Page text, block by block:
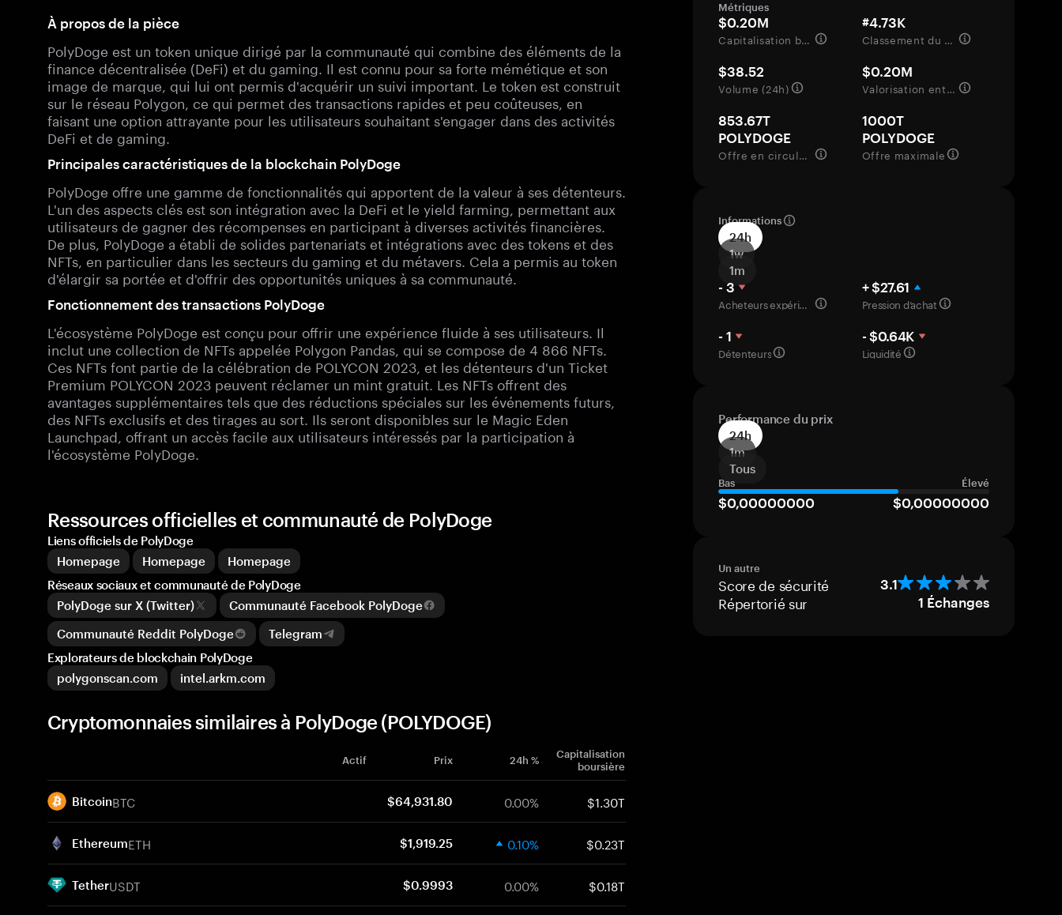
À propos de la pièce
PolyDoge est un token unique dirigé par la communauté qui combine des éléments de la
finance décentralisée (DeFi) et du gaming. Il est connu pour sa forte mémétique et son
image de marque, qui lui ont permis d'acquérir un suivi important. Le token est construit
sur le réseau Polygon, ce qui permet des transactions rapides et peu coûteuses, en
faisant une option attrayante pour les utilisateurs souhaitant s'engager dans des activités
DeFi et de gaming.
Principales caractéristiques de la blockchain PolyDoge
PolyDoge offre une gamme de fonctionnalités qui apportent de la valeur à ses détenteurs.
L'un des aspects clés est son intégration avec la DeFi et le yield farming, permettant aux
utilisateurs de gagner des récompenses en participant à diverses activités financières.
De plus, PolyDoge a établi de solides partenariats et intégrations avec des tokens et des
NFTs, en particulier dans les secteurs du gaming et du métavers. Cela a permis au token
d'élargir sa portée et d'offrir des opportunités uniques à sa communauté.
Fonctionnement des transactions PolyDoge
L'écosystème PolyDoge est conçu pour offrir une expérience fluide à ses utilisateurs. Il
inclut une collection de NFTs appelée Polygon Pandas, qui se compose de 4 866 NFTs.
Ces NFTs font partie de la célébration de POLYCON 2023, et les détenteurs d'un Ticket
Premium POLYCON 2023 peuvent réclamer un mint gratuit. Les NFTs offrent des
avantages supplémentaires tels que des réductions spéciales sur les événements futurs,
des NFTs exclusifs et des tirages au sort. Ils seront disponibles sur le Magic Eden
Launchpad, offrant un accès facile aux utilisateurs intéressés par la participation à
l'écosystème PolyDoge.
Métriques
$0.20M
Capitalisation boursière
#4.73K
Classement du marché
$38.52
Volume (24h)
$0.20M
Valorisation entièrement diluée
853.67T
POLYDOGE
Offre en circulation
1000T
POLYDOGE
Offre maximale
Informations
24h
1w
1m
- 3
Acheteurs expérimentés
+ $27.61
Pression d’achat
- 1
Détenteurs
- $0.64K
Liquidité
Performance du prix
24h
1m
Tous
Bas Élevé
$0,00000000 $0,00000000
Un autre
Score de sécurité 3.1
Répertorié sur 1 Échanges
Ressources officielles et communauté de PolyDoge
Liens officiels de PolyDoge
Homepage
Homepage
Homepage
Réseaux sociaux et communauté de PolyDoge
PolyDoge sur X (Twitter)
Communauté Facebook PolyDoge
Communauté Reddit PolyDoge
Telegram
Explorateurs de blockchain PolyDoge
polygonscan.com
intel.arkm.com
Cryptomonnaies similaires à PolyDoge (POLYDOGE)
Actif Prix 24h %
Capitalisation
boursière
BitcoinBTC $64,931.80 0.00% $1.30T
EthereumETH $1,919.25 0.10% $0.23T
TetherUSDT $0.9993 0.00% $0.18T